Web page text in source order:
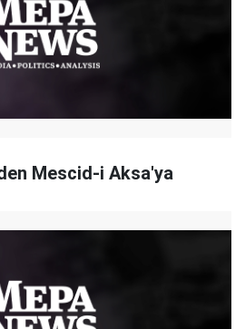
Mescid-i Aksa'ya